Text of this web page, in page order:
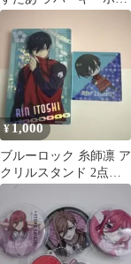
ダー 糸師冴 ガチャ
¥1,000
ブルーロック 糸師凛 ア
クリルスタンド 2点セ
ット